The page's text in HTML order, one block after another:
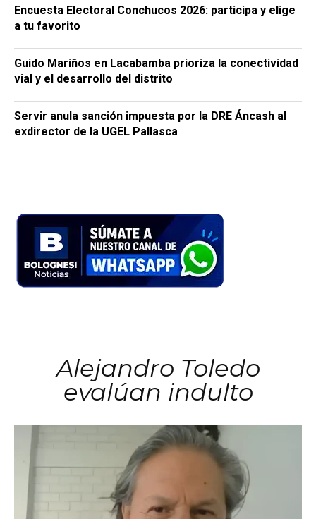
Encuesta Electoral Conchucos 2026: participa y elige
a tu favorito
Guido Mariños en Lacabamba prioriza la conectividad
vial y el desarrollo del distrito
Servir anula sanción impuesta por la DRE Áncash al
exdirector de la UGEL Pallasca
Alejandro Toledo
evalúan indulto